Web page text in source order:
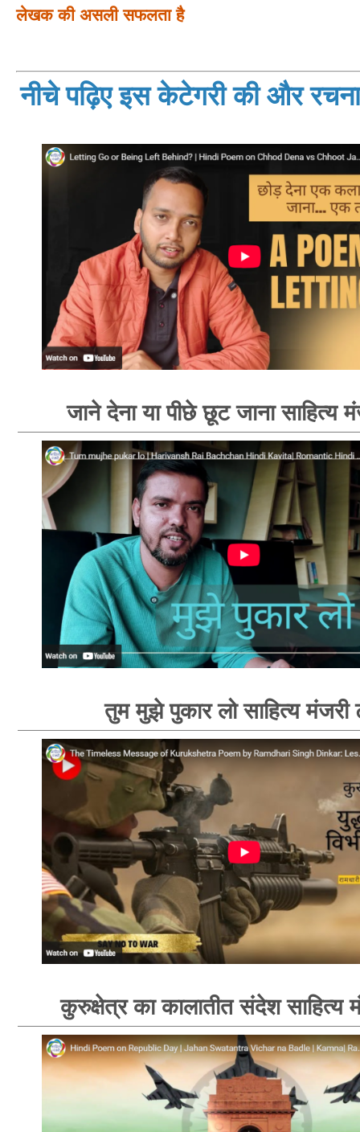
लेखक की असली सफलता है
नीचे पढ़िए इस केटेगरी की और
जाने देना या पीछे छूट जाना साहित्य
तुम मुझे पुकार लो साहित्य मंजरी
कुरुक्षेत्र का कालातीत संदेश साहित्य